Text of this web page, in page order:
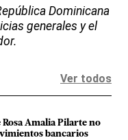
Dominicana
generales y el
Ver todos
Amalia Pilarte no
bancarios